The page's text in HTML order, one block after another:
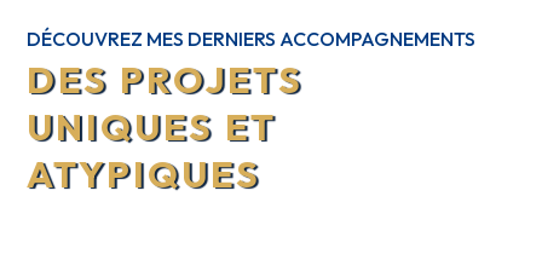
DÉCOUVREZ MES DERNIERS ACCOMPAGNEMENTS
DES PROJETS
UNIQUES ET
ATYPIQUES